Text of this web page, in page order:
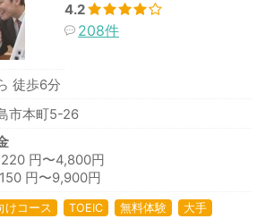
4.2
208件
徒歩6分
市本町5-26
円〜4,800円
円〜9,900円
けコース TOEIC 無料体験 大手